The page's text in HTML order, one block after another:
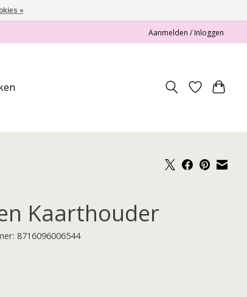
Aanmelden / Inloggen
Kaarthouder
8716096006544
»